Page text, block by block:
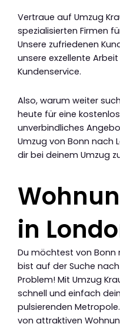
Vertraue auf Umzug
spezialisierten Firmen
Unsere zufriedenen
unsere exzellente
Kundenservice.
Also, warum weiter
heute für eine
unverbindliches
Umzug von Bonn nach
dir bei deinem Umzug
in
Du möchtest von Bonn
bist auf der Suche
Problem! Mit Umzug
schnell und einfach
pulsierenden
von attraktiven